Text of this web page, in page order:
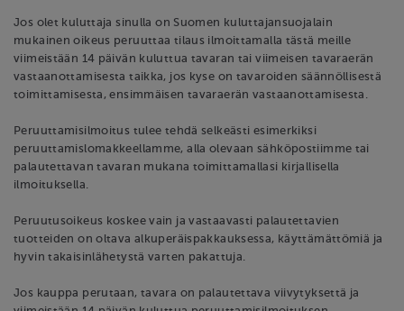
Jos olet kuluttaja sinulla on Suomen kuluttajansuojalain
mukainen oikeus peruuttaa tilaus ilmoittamalla tästä meille
viimeistään 14 päivän kuluttua tavaran tai viimeisen tavaraerän
vastaanottamisesta taikka, jos kyse on tavaroiden säännöllisestä
toimittamisesta, ensimmäisen tavaraerän vastaanottamisesta.
Peruuttamisilmoitus tulee tehdä selkeästi esimerkiksi
peruuttamislomakkeellamme, alla olevaan sähköpostiimme tai
palautettavan tavaran mukana toimittamallasi kirjallisella
ilmoituksella.
Peruutusoikeus koskee vain ja vastaavasti palautettavien
tuotteiden on oltava alkuperäispakkauksessa, käyttämättömiä ja
hyvin takaisinlähetystä varten pakattuja.
Jos kauppa perutaan, tavara on palautettava viivytyksettä ja